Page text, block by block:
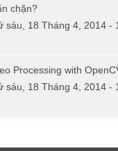
chặn?
sáu, 18 Tháng 4, 2014 -
Processing with
sáu, 18 Tháng 4, 2014 -